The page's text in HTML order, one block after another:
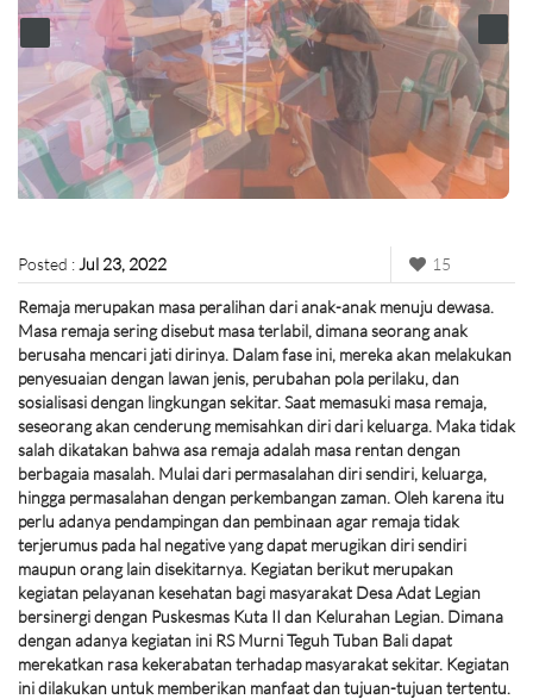
Posted :Jul 23, 2022 15
Remaja merupakan masa peralihan dari anak-anak menuju dewasa.
Masa remaja sering disebut masa terlabil, dimana seorang anak
berusaha mencari jati dirinya. Dalam fase ini, mereka akan melakukan
penyesuaian dengan lawan jenis, perubahan pola perilaku, dan
sosialisasi dengan lingkungan sekitar. Saat memasuki masa remaja,
seseorang akan cenderung memisahkan diri dari keluarga. Maka tidak
salah dikatakan bahwa asa remaja adalah masa rentan dengan
berbagaia masalah. Mulai dari permasalahan diri sendiri, keluarga,
hingga permasalahan dengan perkembangan zaman. Oleh karena itu
perlu adanya pendampingan dan pembinaan agar remaja tidak
terjerumus pada hal negative yang dapat merugikan diri sendiri
maupun orang lain disekitarnya. Kegiatan berikut merupakan
kegiatan pelayanan kesehatan bagi masyarakat Desa Adat Legian
bersinergi dengan Puskesmas Kuta II dan Kelurahan Legian. Dimana
dengan adanya kegiatan ini RS Murni Teguh Tuban Bali dapat
merekatkan rasa kekerabatan terhadap masyarakat sekitar. Kegiatan
ini dilakukan untuk memberikan manfaat dan tujuan-tujuan tertentu.